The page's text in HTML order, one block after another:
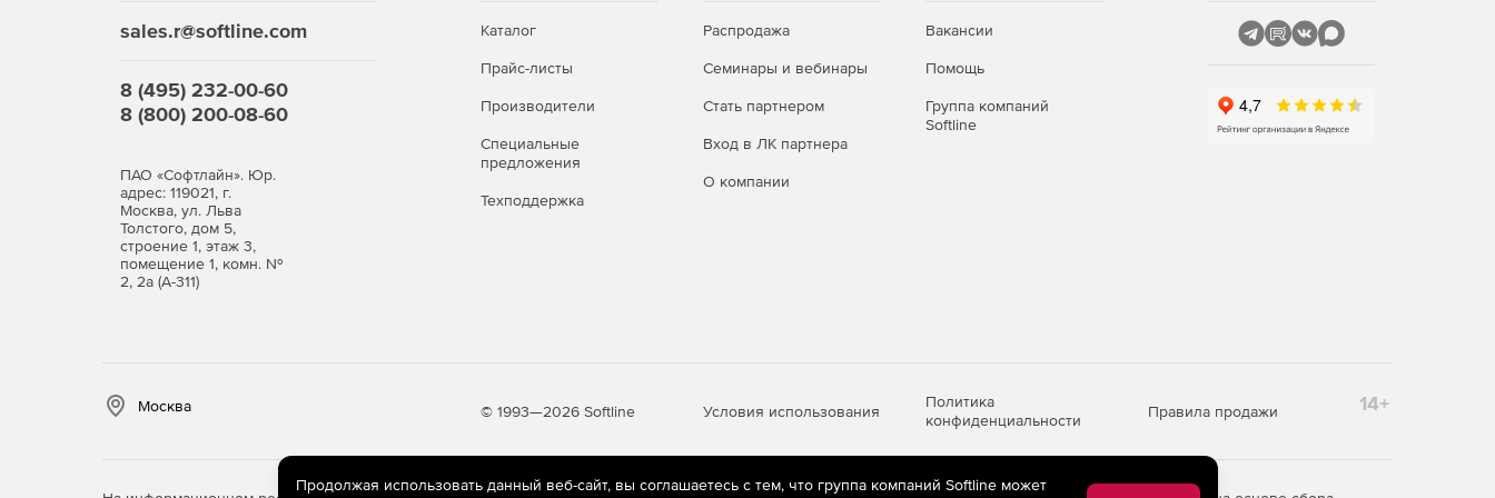
Outlook и Outlook Express.
CleanMail Hosted Email Security – обеспечивает комплексную защиту почтовых серверов от
вредоносного программного обеспечения, фишинговых и рекламных сообщений. Версия доступна
на любых почтовых серверах и всех существующих платформах. CleanMail Hosted Email Security не
требует установки, поскольку защита электронных почтовых ящиков компании-клиента выполняется
sales.r@softline.com
8 (495) 232-00-60
8 (800) 200-08-60
ПАО «Софтлайн». Юр.
адрес: 119021, г.
Москва, ул. Льва
Толстого, дом 5,
строение 1, этаж 3,
помещение 1, комн. №
2, 2а (А-311)
Каталог
Прайс-листы
Производители
Специальные
предложения
Техподдержка
Распродажа
Семинары и вебинары
Стать партнером
Вход в ЛК партнера
О компании
Вакансии
Помощь
Группа компаний
Softline
Москва © 1993—2026 Softline Условия использования
Политика
конфиденциальности
Правила продажи 14+
Продолжая использовать данный веб-сайт, вы соглашаетесь с тем, что группа компаний Softline может